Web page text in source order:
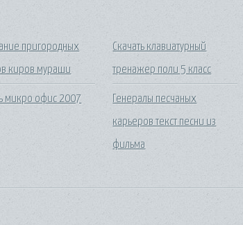
пригородных
киров мураши
микро офис 2007
Скачать клавиатурный
тренажер поли 5 класс
Генералы песчаных
карьеров текст песни из
фильма